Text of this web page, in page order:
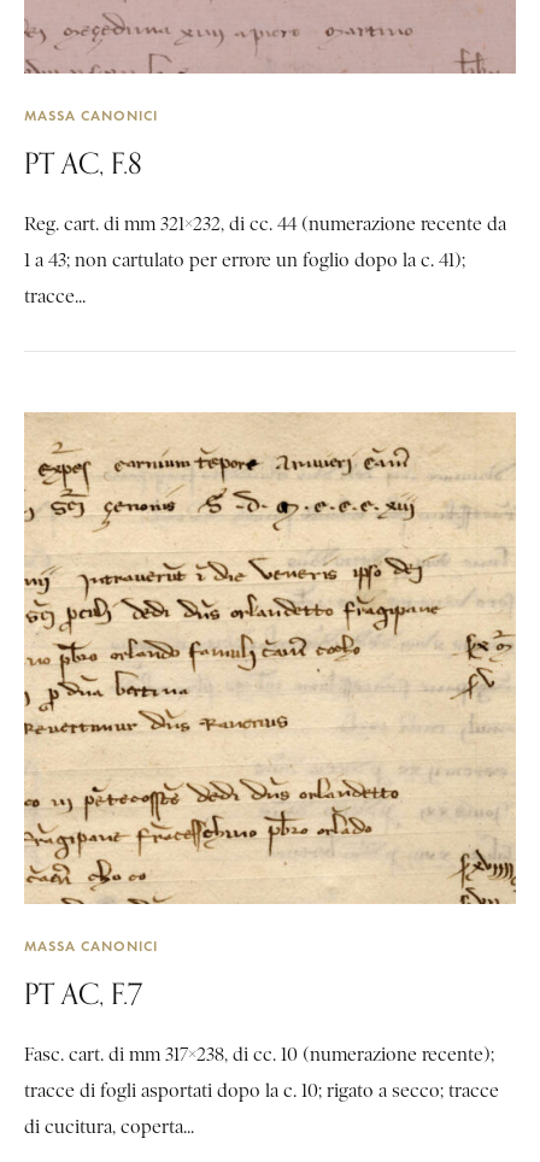
MASSA CANONICI
PT AC, F.8
Reg. cart. di mm 321×232, di cc. 44 (numerazione recente da
1 a 43; non cartulato per errore un foglio dopo la c. 41);
tracce...
MASSA CANONICI
PT AC, F.7
Fasc. cart. di mm 317×238, di cc. 10 (numerazione recente);
tracce di fogli asportati dopo la c. 10; rigato a secco; tracce
di cucitura, coperta...